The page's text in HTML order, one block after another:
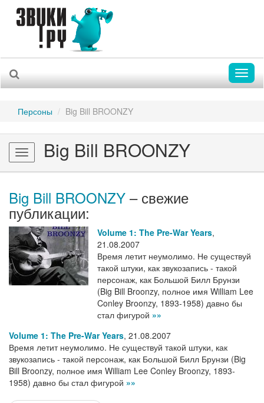
Персоны Big Bill BROONZY
Toggle
navigation
Big Bill BROONZY
Big Bill BROONZY – свежие
публикации:
Volume 1: The Pre-War Years,
21.08.2007
Время летит неумолимо. Не существуй
такой штуки, как звукозапись - такой
персонаж, как Большой Билл Брунзи
(Big Bill Broonzy, полное имя William Lee
Conley Broonzy, 1893-1958) давно бы
стал фигурой »»
Volume 1: The Pre-War Years, 21.08.2007
Время летит неумолимо. Не существуй такой штуки, как
звукозапись - такой персонаж, как Большой Билл Брунзи (Big
Bill Broonzy, полное имя William Lee Conley Broonzy, 1893-
1958) давно бы стал фигурой »»